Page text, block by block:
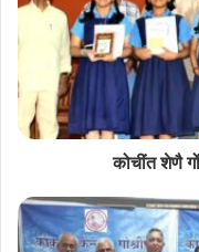
ह्या वेंचणुके खातीर कोंकणी
म्हूण काम पळयलें.
कोचींत शेणै